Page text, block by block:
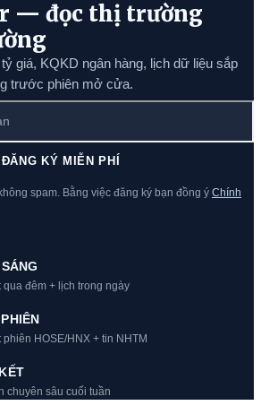
— đọc thị trường
giá, KQKD ngân hàng, lịch dữ liệu sắp
trước phiên mở cửa.
ĐĂNG KÝ MIỄN PHÍ
spam. Bằng việc đăng ký bạn đồng ý Chính
qua đêm + lịch trong ngày
phiên HOSE/HNX + tin NHTM
chuyên sâu cuối tuần